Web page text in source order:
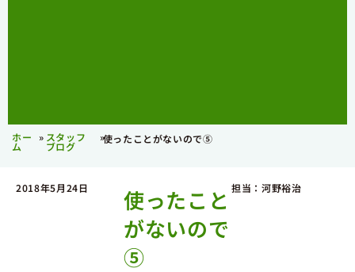
ホー
ム
» スタッフ
ブログ
»使ったことがないので⑤
2018年5月24日
使ったこと
がないので
⑤
担当：河野裕治